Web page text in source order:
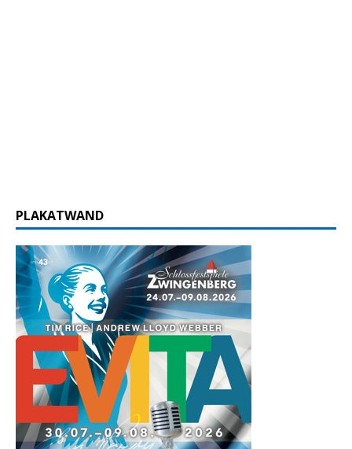
PLAKATWAND